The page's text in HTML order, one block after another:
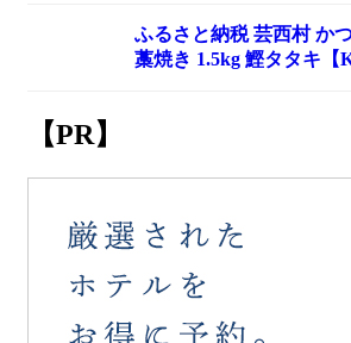
ふるさと納税 芸西村 か
藁焼き 1.5kg 鰹タタキ
【PR】